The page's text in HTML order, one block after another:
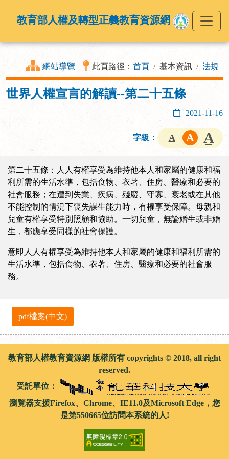
教育部人權及轉型正義教育資源網
網站導覽 此頁路徑： 首頁 基本資訊 法規
世界人權宣言的解讀--第二十五條
2021-11-16
字級：
第二十五條：人人有權享受為維持他本人和家屬的健康和福
利所需的生活水準，包括食物、衣著、住房、醫療和必要的
社會服務；在遭到失業、疾病、殘廢、守寡、衰老或在其他
不能控制的情況下喪失謀生能力時，有權享受保障。母親和
兒童有權享受特別照顧和協助。一切兒童，無論婚生或非婚
生，都應享受同樣的社會保護。
意即人人有權享受為維持他本人和家屬的健康和福利所需的
生活水準，包括食物、衣著、住房、醫療和必要的社會服
務。
pdf檔案(中文)
教育部人權教育資源網 版權所有 copyrights © 2018, all right
reserved.
受託單位：
瀏覽器支援Firefox、Chrome、IE11.0及Microsoft Edge，您
是第550665位訪問本系統的人!